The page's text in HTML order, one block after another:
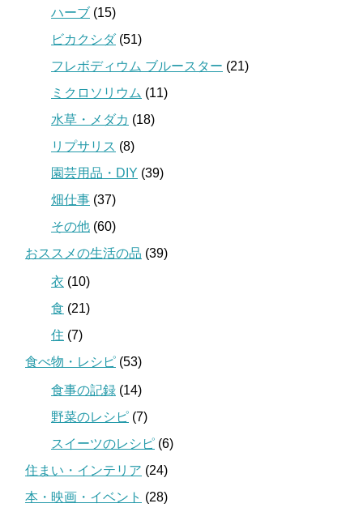
ハーブ (15)
ビカクシダ(51)
フレボディウム ブルースター (21)
ミクロソリウム (11)
水草・メダカ (18)
リプサリス (8)
園芸用品・DIY (39)
畑仕事 (37)
その他 (60)
おススメの生活の品 (39)
衣 (10)
食 (21)
住 (7)
食べ物・レシピ (53)
食事の記録 (14)
野菜のレシピ (7)
スイーツのレシピ (6)
住まい・インテリア (24)
本・映画・イベント (28)